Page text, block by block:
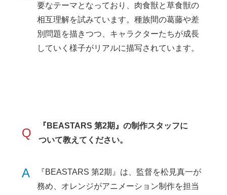
要なテーマとなっており、肉食獣と草食獣の
相互理解を試みています。種族間の葛藤や差
別問題を描きつつ、キャラクターたちが成長
していく様子がリアルに描写されています。
Q
『BEASTARS 第2期』の制作スタッフに
ついて教えてください。
A
『BEASTARS 第2期』は、監督を松見真一が
務め、オレンジがアニメーション制作を担当